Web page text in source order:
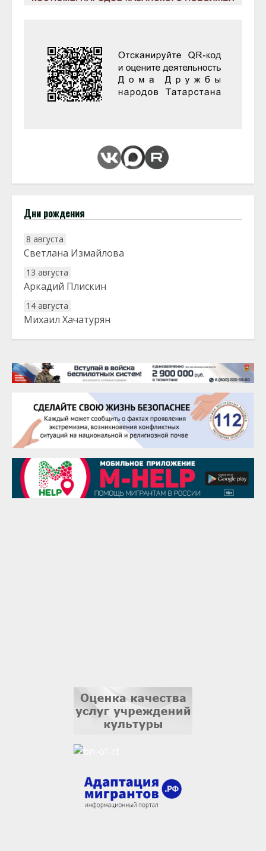
Дни рождения
8 августа
Светлана Измайлова
13 августа
Аркадий Плискин
14 августа
Михаил Хачатурян
20 августа
22 августа
Евгений Ефимов
25 августа
Сэсэгма Бубеева
28 августа
29 августа
Надежда Рослова